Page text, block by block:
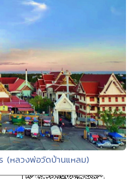
(หลวงพ่อวัดบ้านแหลม)